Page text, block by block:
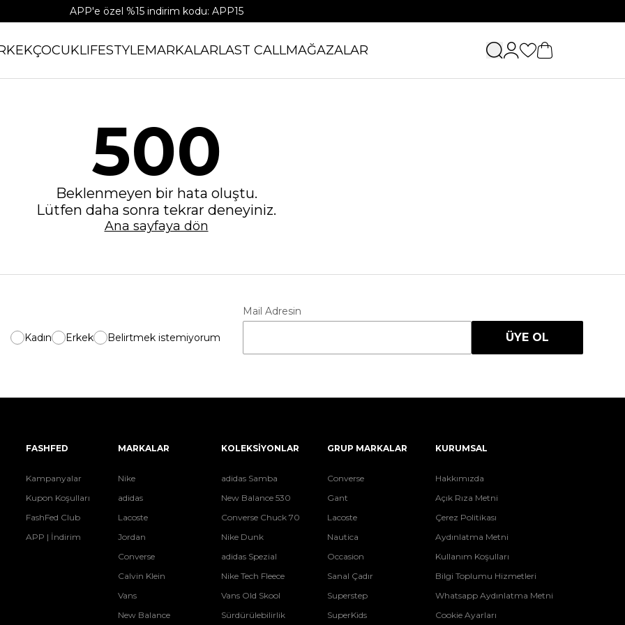
APP'e özel %15 indirim kodu: APP15
ÇOCUKLIFESTYLEMARKALARLAST CALLMAĞAZALAR
500
Beklenmeyen bir hata oluştu.
Lütfen daha sonra tekrar deneyiniz.
Ana sayfaya dön
Kadın Erkek Belirtmek istemiyorum
Mail Adresin
ÜYE OL
FASHFED
Kampanyalar
Kupon Koşulları
FashFed Club
APP | İndirim
MARKALAR
Nike
adidas
Lacoste
Jordan
Converse
Calvin Klein
Vans
New Balance
KOLEKSİYONLAR
adidas Samba
New Balance 530
Converse Chuck 70
Nike Dunk
adidas Spezial
Nike Tech Fleece
Vans Old Skool
Sürdürülebilirlik
GRUP MARKALAR
Converse
Gant
Lacoste
Nautica
Occasion
Sanal Çadır
Superstep
SuperKids
KURUMSAL
Hakkımızda
Açık Rıza Metni
Çerez Politikası
Aydınlatma Metni
Kullanım Koşulları
Bilgi Toplumu Hizmetleri
Whatsapp Aydınlatma Metni
Cookie Ayarları